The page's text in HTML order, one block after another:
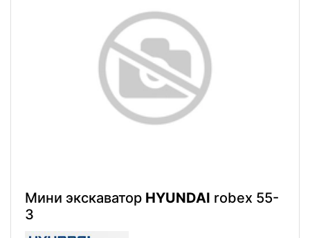
Мини экскаватор HYUNDAI robex 55-
3